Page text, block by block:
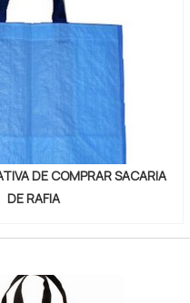
DE COMPRAR SACARIA
DE RAFIA